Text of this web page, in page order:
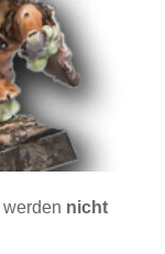
werden nicht